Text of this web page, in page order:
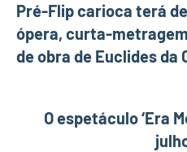
Navegação
de
Pré-Flip carioca terá
ópera, curta-
de obra de Euclides da
O espetáculo ‘Era